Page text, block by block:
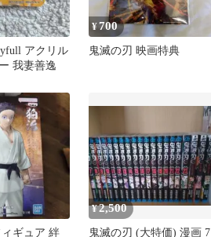
アクリル
我妻善逸
¥700
鬼滅の刃 映画特典
ギュア 絆
¥2,500
鬼滅の刃 (大特価) 漫画 7